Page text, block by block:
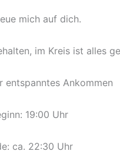
mich auf dich.
im Kreis ist alles
entspanntes Ankommen
19:00 Uhr
ca. 22:30 Uhr